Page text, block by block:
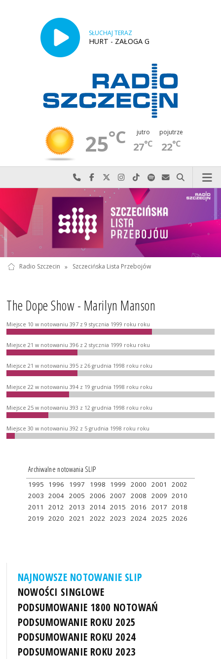
SŁUCHAJ TERAZ
HURT - ZAŁOGA G
25°C jutro
27°C
pojutrze
22°C
Najlepiej po prostu do nas zadzwoń
Odwiedź nas na Facebook-u
Odwiedź nas na X
Odwiedź nas na Instagram-ie
Odwiedź nas na TikTok-u
Szukaj nas na Spotify
Wyślij do nas
Szukaj
Radio Szczecin » Szczecińska Lista Przebojów
The Dope Show - Marilyn Manson
Miejsce 10 w notowaniu 397 z 9 stycznia 1999 roku roku
Miejsce 21 w notowaniu 396 z 2 stycznia 1999 roku roku
Miejsce 21 w notowaniu 395 z 26 grudnia 1998 roku roku
Miejsce 22 w notowaniu 394 z 19 grudnia 1998 roku roku
Miejsce 25 w notowaniu 393 z 12 grudnia 1998 roku roku
Miejsce 30 w notowaniu 392 z 5 grudnia 1998 roku roku
Archiwalne notowania SLIP
1995 1996 1997 1998 1999 2000 2001
2002
2003 2004 2005 2006 2007 2008 2009 2010
2011
2012 2013 2014 2015 2016 2017 2018
2019 2020 2021 2022 2023 2024 2025 2026
NAJNOWSZE NOTOWANIE SLIP
NOWOŚCI SINGLOWE
PODSUMOWANIE 1800 NOTOWAŃ
PODSUMOWANIE ROKU 2025
PODSUMOWANIE ROKU 2024
PODSUMOWANIE ROKU 2023